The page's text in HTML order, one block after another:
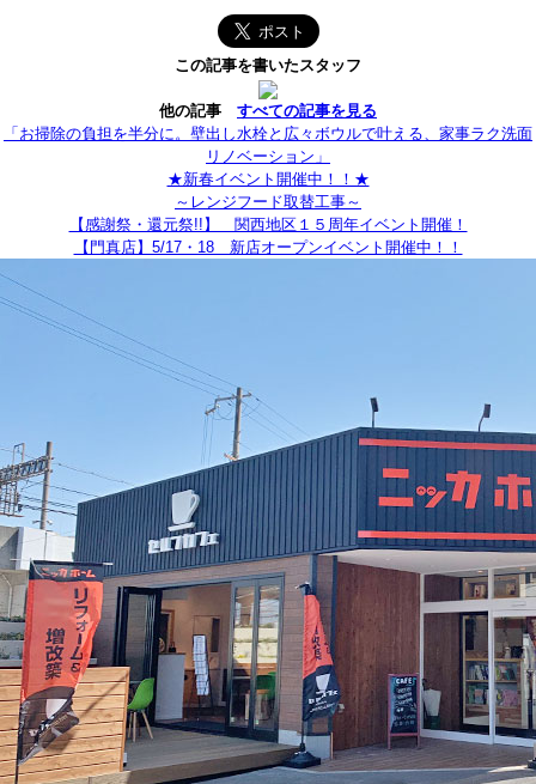
この記事を書いたスタッフ
他の記事 すべての記事を見る
「お掃除の負担を半分に。壁出し水栓と広々ボウルで叶える、家事ラク洗面
リノベーション」
★新春イベント開催中！！★
～レンジフード取替工事～
【感謝祭・還元祭!!】 関西地区１５周年イベント開催！
【門真店】5/17・18 新店オープンイベント開催中！！